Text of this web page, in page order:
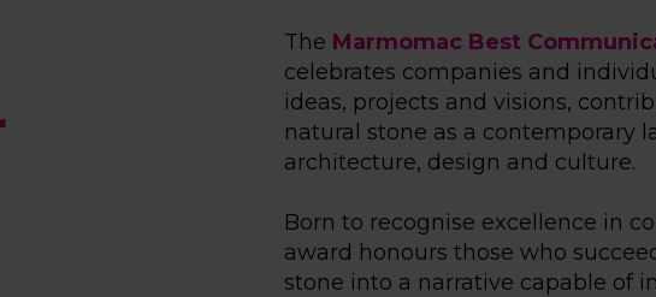
The Marmomac Best
celebrates companies and
ideas, projects and visions,
natural stone as a contemporary
architecture, design and culture.
Born to recognise excellence in
award honours those who
stone into a narrative capable of